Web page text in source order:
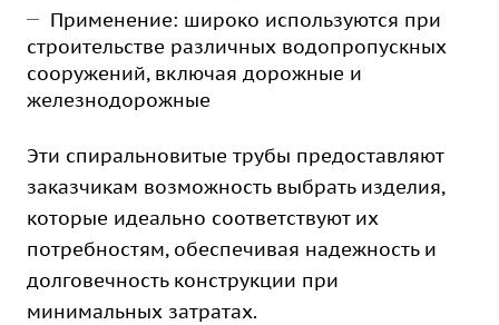
Применение: широко используются при
строительстве различных водопропускных
сооружений, включая дорожные и
железнодорожные
Эти спиральновитые трубы предоставляют
заказчикам возможность выбрать изделия,
которые идеально соответствуют их
потребностям, обеспечивая надежность и
долговечность конструкции при
минимальных затратах.